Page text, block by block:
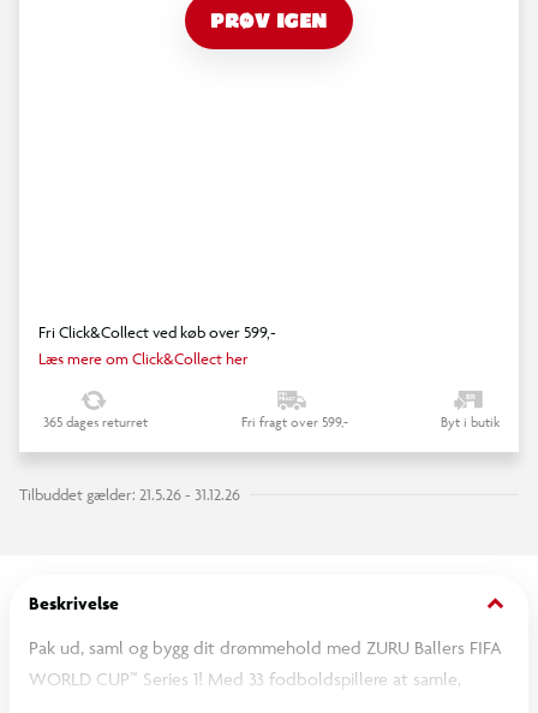
PRØV IGEN
Fri Click&Collect ved køb over 599,-
Læs mere om Click&Collect her
365 dages returret Fri fragt over 599,- Byt i butik
Tilbuddet gælder: 21.5.26 - 31.12.26
Beskrivelse keyboard_arrow_down
Pak ud, saml og bygg dit drømmehold med ZURU Ballers FIFA
WORLD CUP™ Series 1! Med 33 fodboldspillere at samle,